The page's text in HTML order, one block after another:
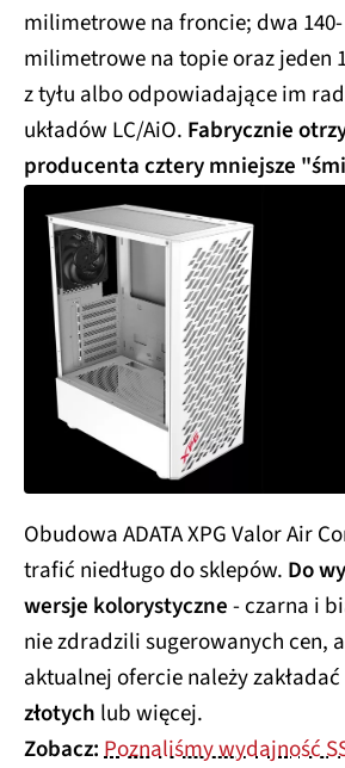
milimetrowe na froncie; dwa
milimetrowe na topie oraz jeden
z tyłu albo odpowiadające im
układów LC/AiO. Fabrycznie
producenta cztery mniejsze
Obudowa ADATA XPG Valor Air
trafić niedługo do sklepów. Do
wersje kolorystyczne- czarna i
nie zdradzili sugerowanych cen,
aktualnej ofercie należy zakładać
złotych lub więcej.
Zobacz:Poznaliśmy wydajność